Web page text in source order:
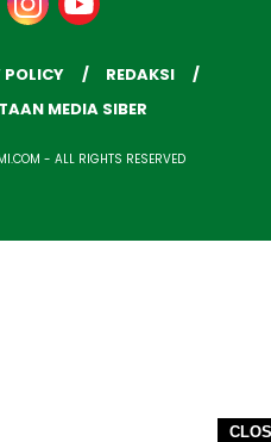
POLICY
REDAKSI
MEDIA SIBER
- ALL RIGHTS RESERVED